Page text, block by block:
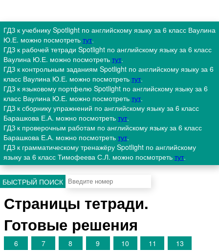
ГДЗ к учебнику Spotlight по английскому языку за 6 класс Ваулина
Ю.Е. можно посмотреть тут.
ГДЗ к рабочей тетради Spotlight по английскому языку за 6 класс
Ваулина Ю.Е. можно посмотреть тут.
ГДЗ к контрольным заданиям Spotlight по английскому языку за 6
класс Ваулина Ю.Е. можно посмотреть тут.
ГДЗ к языковому портфелю Spotlight по английскому языку за 6
класс Ваулина Ю.Е. можно посмотреть тут.
ГДЗ к сборнику упражнений по английскому языку за 6 класс
Барашкова Е.А. можно посмотреть тут.
ГДЗ к проверочным работам по английскому языку за 6 класс
Барашкова Е.А. можно посмотреть тут.
ГДЗ к грамматическому тренажёру Spotlight по английскому
языку за 6 класс Тимофеева С.Л. можно посмотреть тут.
БЫСТРЫЙ ПОИСК
Страницы тетради.
Готовые решения
6 7 8 9 10 11
13